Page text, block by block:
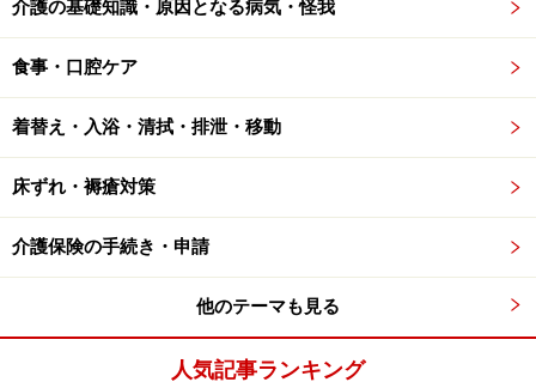
父母、子、配偶者の父母
祖父母、兄弟姉妹、孫
対象家族1人につき、1回の申し出で1カ月以上1年以内の
期間。
詳しくは「介護のため、残業(所定外労働)を制限してほ
しい場合 （両立支援のひろば）」 をご覧ください。
介護の基礎知識・原因となる病気・怪我
食事・口腔ケア
着替え・入浴・清拭・排泄・移動
床ずれ・褥瘡対策
介護保険の手続き・申請
他のテーマも見る
人気記事ランキング